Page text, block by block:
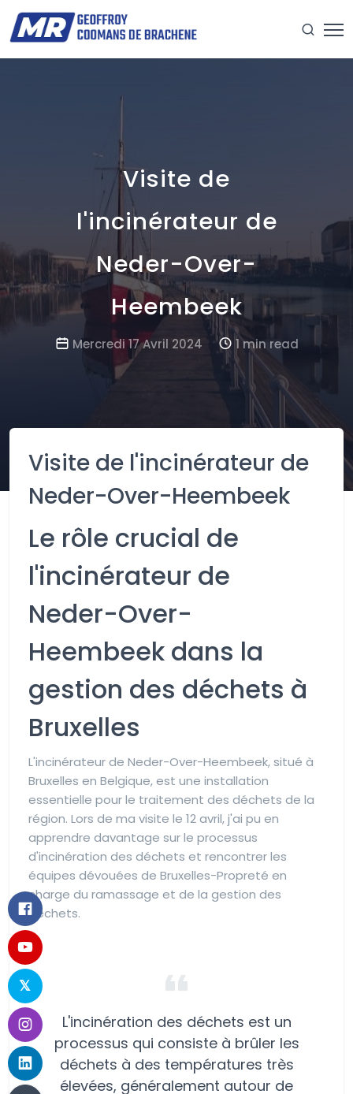
Visite de
l'incinérateur de
Neder-Over-
Heembeek
Mercredi 17 Avril 2024 1 min read
Visite de l'incinérateur de
Neder-Over-Heembeek
Le rôle crucial de
l'incinérateur de
Neder-Over-
Heembeek dans la
gestion des déchets à
Bruxelles
L'incinérateur de Neder-Over-Heembeek, situé à
Bruxelles en Belgique, est une installation
essentielle pour le traitement des déchets de la
région. Lors de ma visite le 12 avril, j'ai pu en
apprendre davantage sur le processus
d'incinération des déchets et rencontrer les
équipes dévouées de Bruxelles-Propreté en
charge du ramassage et de la gestion des
déchets.
L'incinération des déchets est un
processus qui consiste à brûler les
déchets à des températures très
élevées, généralement autour de